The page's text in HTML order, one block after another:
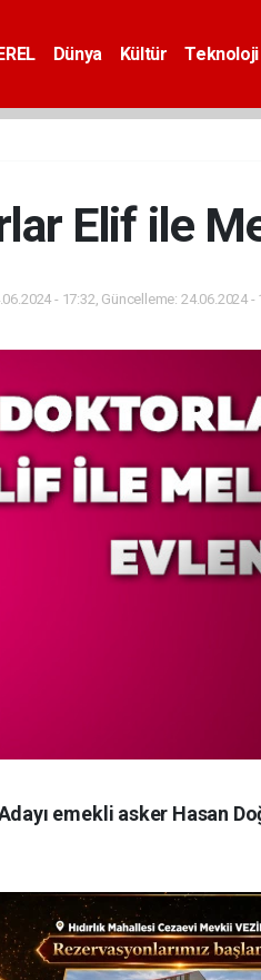
Dünya Kültür Teknoloji
Elif ile
- 17:32, Güncelleme: 24.06.2024 -
emekli asker Hasan